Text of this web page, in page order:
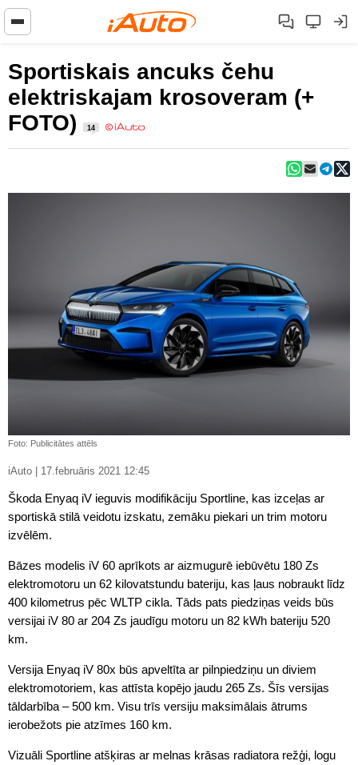
Sportiskais ancuks čehu
elektriskajam krosoveram (+
FOTO)
14
Foto: Publicitātes attēls
iAuto | 17.februāris 2021 12:45
Škoda Enyaq iV ieguvis modifikāciju Sportline, kas izceļas ar
sportiskā stilā veidotu izskatu, zemāku piekari un trim motoru
izvēlēm.
Bāzes modelis iV 60 aprīkots ar aizmugurē iebūvētu 180 Zs
elektromotoru un 62 kilovatstundu bateriju, kas ļaus nobraukt līdz
400 kilometrus pēc WLTP cikla. Tāds pats piedziņas veids būs
versijai iV 80 ar 204 Zs jaudīgu motoru un 82 kWh bateriju 520
km.
Versija Enyaq iV 80x būs apveltīta ar pilnpiedziņu un diviem
elektromotoriem, kas attīsta kopējo jaudu 265 Zs. Šīs versijas
tāldarbība – 500 km. Visu trīs versiju maksimālais ātrums
ierobežots pie atzīmes 160 km.
Vizuāli Sportline atšķiras ar melnas krāsas radiatora režģi, logu